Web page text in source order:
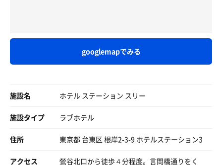
東京帰りに小松湯行こうか迷ったけど、夜中から雨降りそ
今度はどこの『変わりサウナ』を攻めようかしら🤭
googlemapでみる
施設名 ホテル ステーション スリー
施設タイプ ラブホテル
住所 東京都 台東区 根岸2-3-9 ホテルステーション3
アクセス
鶯谷北口から徒歩４分程度。言問橋通りをく